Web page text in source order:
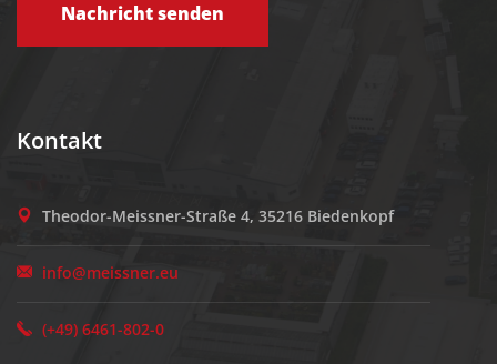
Nachricht senden
Kontakt
Theodor-Meissner-Straße 4, 35216 Biedenkopf
info@meissner.eu
(+49) 6461-802-0